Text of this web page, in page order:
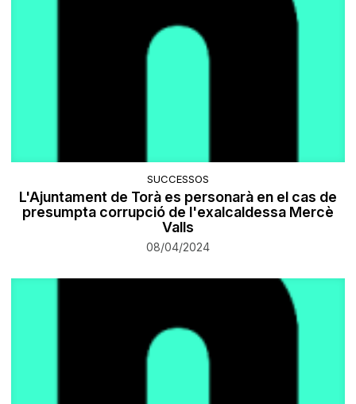
SUCCESSOS
​L'Ajuntament de Torà es personarà en el cas de
presumpta corrupció de l'exalcaldessa Mercè
Valls
08/04/2024